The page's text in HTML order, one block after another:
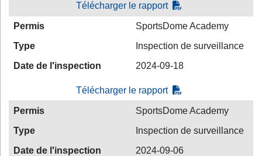
Télécharger le rapport
Permis
SportsDome Academy
Type
Inspection de surveillance
Date de l'inspection
2024-09-18
Télécharger le rapport
Permis
SportsDome Academy
Type
Inspection de surveillance
Date de l'inspection
2024-09-06